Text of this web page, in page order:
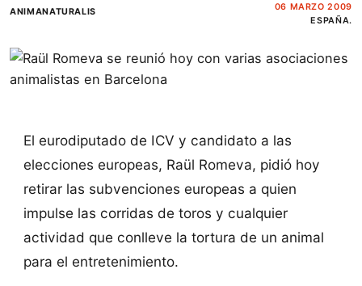
ANIMANATURALIS
06 MARZO 2009
ESPAÑA.
El eurodiputado de ICV y candidato a las
elecciones europeas, Raül Romeva, pidió hoy
retirar las subvenciones europeas a quien
impulse las corridas de toros y cualquier
actividad que conlleve la tortura de un animal
para el entretenimiento.